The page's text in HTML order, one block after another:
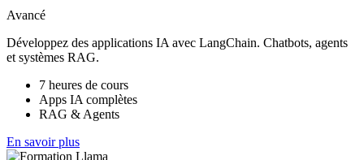
Avancé
Développez des applications IA avec LangChain. Chatbots, agents
et systèmes RAG.
7 heures de cours
Apps IA complètes
RAG & Agents
En savoir plus